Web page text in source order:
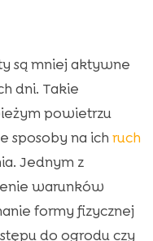
są mniej aktywne
dni. Takie
powietrzu
sposoby na ich ruch
Jednym z
warunków
formy fizycznej
do ogrodu czy